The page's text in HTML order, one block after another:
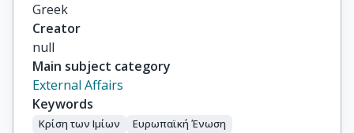
Greek
Creator
null
Main subject category
External Affairs
Keywords
Κρίση των Ιμίων Ευρωπαϊκή Ένωση